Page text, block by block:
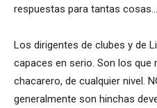
respuestas para tantas cosas…
Los dirigentes de clubes y de
capaces en serio. Son los que
chacarero, de cualquier nivel.
generalmente son hinchas